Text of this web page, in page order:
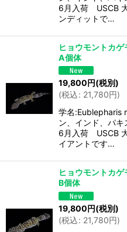
6月入荷 USCB
ンディットで…
ヒョウモントカ
A個体
19,800円(税別)
(税込: 21,780円)
学名:Eublepharis
ン、インド、パ
6月入荷 USCB
イアントです…
ヒョウモントカ
B個体
19,800円(税別)
(税込: 21,780円)